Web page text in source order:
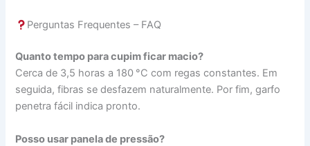
Perguntas Frequentes – FAQ
Quanto tempo para cupim ficar macio?
Cerca de 3,5 horas a 180 °C com regas constantes. Em
seguida, fibras se desfazem naturalmente. Por fim, garfo
penetra fácil indica pronto.
Posso usar panela de pressão?